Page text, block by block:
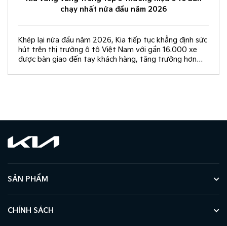
chạy nhất nửa đầu năm 2026
Khép lại nửa đầu năm 2026, Kia tiếp tục khẳng định sức
hút trên thị trường ô tô Việt Nam với gần 16.000 xe
được bàn giao đến tay khách hàng, tăng trưởng hơn
SẢN PHẨM
CHÍNH SÁCH